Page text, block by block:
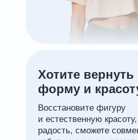
Восстановите фигуру
и естественную
радость, сможете
Хотите вернуть
форму и